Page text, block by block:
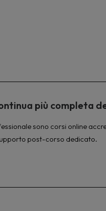
più completa
sono corsi online
post-corso dedicato.